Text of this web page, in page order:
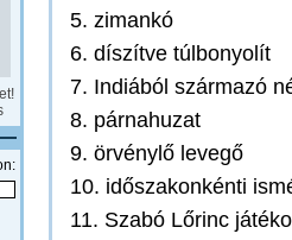
5. zimankó
6. díszítve túlbonyolít
7. Indiából származó
8. párnahuzat
9. örvénylő levegő
10. időszakonkénti
11. Szabó Lőrinc